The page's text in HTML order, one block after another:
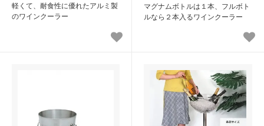
軽くて、耐食性に優れたアルミ製
のワインクーラー
マグナムボトルは１本、フルボト
ルなら２本入るワインクーラー